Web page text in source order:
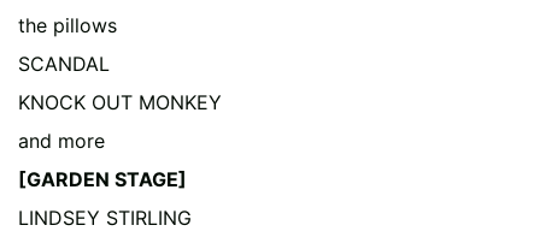
the pillows
SCANDAL
KNOCK OUT MONKEY
and more
[GARDEN STAGE]
LINDSEY STIRLING